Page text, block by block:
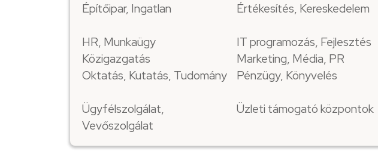
Építőipar, Ingatlan
Értékesítés, Kereskedelem
HR, Munkaügy IT programozás, Fejlesztés
Közigazgatás
Marketing, Média, PR
Oktatás, Kutatás, Tudomány
Pénzügy, Könyvelés
Ügyfélszolgálat,
Vevőszolgálat
Üzleti támogató központok